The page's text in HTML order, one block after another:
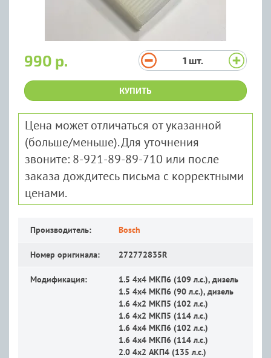
990 р. 1 шт.
КУПИТЬ
Цена может отличаться от указанной
(больше/меньше). Для уточнения
звоните: 8-921-89-89-710 или после
заказа дождитесь письма с корректными
ценами.
Производитель: Bosch
Номер оригинала: 272772835R
Модификация:
1.5 4x4 MКП6 (109 л.с.), дизель
1.5 4x4 MКП6 (90 л.с.), дизель
1.6 4x2 MКП5 (102 л.с.)
1.6 4x2 MКП5 (114 л.с.)
1.6 4x4 MКП6 (102 л.с.)
1.6 4x4 MКП6 (114 л.с.)
2.0 4x2 АКП4 (135 л.с.)